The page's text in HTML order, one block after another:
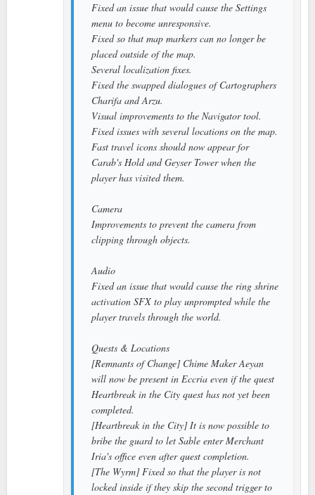
Fixed an issue that would cause the Settings
menu to become unresponsive.
Fixed so that map markers can no longer be
placed outside of the map.
Several localization fixes.
Fixed the swapped dialogues of Cartographers
Charifa and Arzu.
Visual improvements to the Navigator tool.
Fixed issues with several locations on the map.
Fast travel icons should now appear for
Carab's Hold and Geyser Tower when the
player has visited them.
Camera
Improvements to prevent the camera from
clipping through objects.
Audio
Fixed an issue that would cause the ring shrine
activation SFX to play unprompted while the
player travels through the world.
Quests & Locations
[Remnants of Change] Chime Maker Aeyan
will now be present in Eccria even if the quest
Heartbreak in the City quest has not yet been
completed.
[Heartbreak in the City] It is now possible to
bribe the guard to let Sable enter Merchant
Iria's office even after quest completion.
[The Wyrm] Fixed so that the player is not
locked inside if they skip the second trigger to